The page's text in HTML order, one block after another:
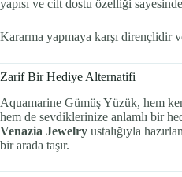
yapısı ve cilt dostu özelliği
Kararma yapmaya karşı dirençlidir
Zarif Bir Hediye Alternatifi
Aquamarine Gümüş Yüzük, hem
hem de sevdiklerinize anlamlı bir
Venazia Jewelry ustalığıyla
bir arada taşır.